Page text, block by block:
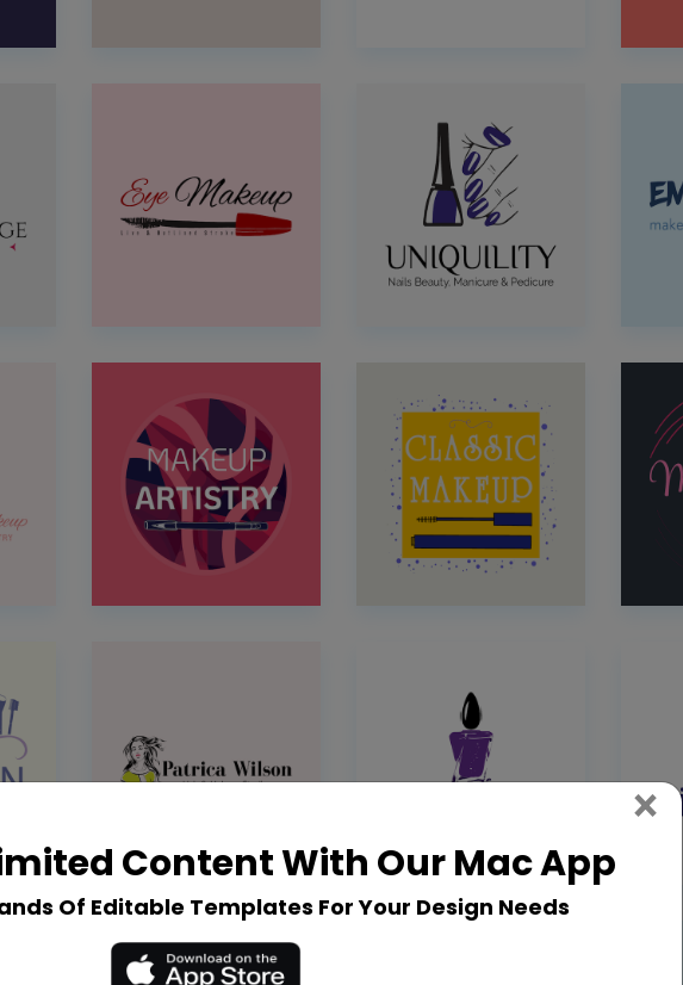
Of Editable Templates For Your Design Needs